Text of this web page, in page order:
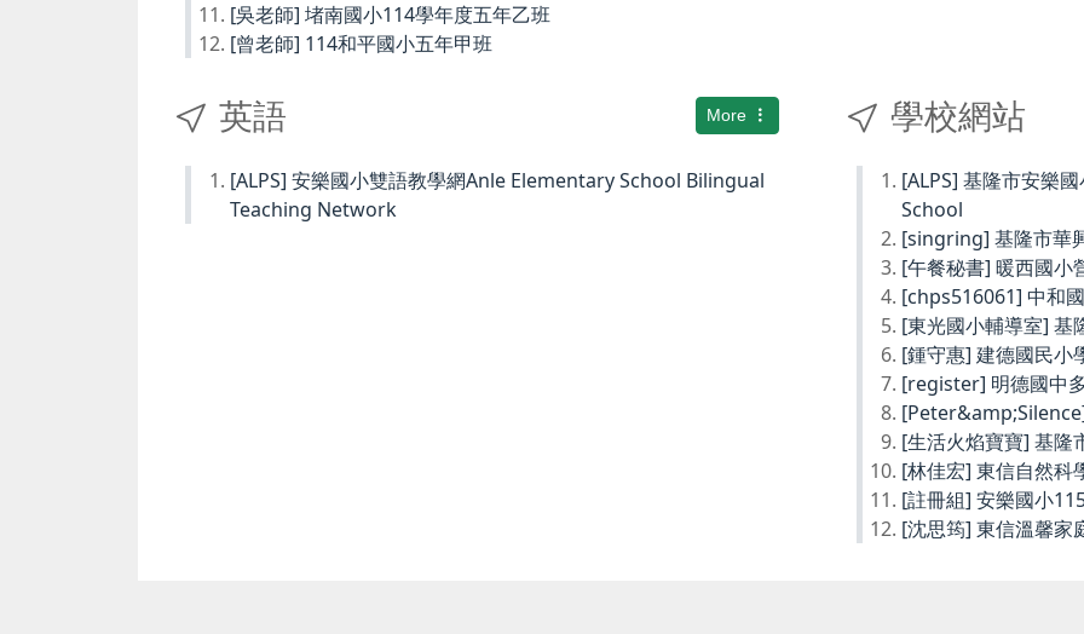
[吳老師] 堵南國小114學年度五年乙班
[曾老師] 114和平國小五年甲班
More
英語
[ALPS] 安樂國小雙語教學網Anle Elementary School Bilingual
Teaching Network
學校網站
[ALPS] 基隆市安樂
School
[singring] 基隆市華
[午餐秘書] 暖西國小
[chps516061] 中和
[東光國小輔導室] 基
[鍾守惠] 建德國民小
[register] 明德國中
[生活火焰寶寶] 基隆
[林佳宏] 東信自然科
[註冊組] 安樂國小
[沈思筠] 東信溫馨家